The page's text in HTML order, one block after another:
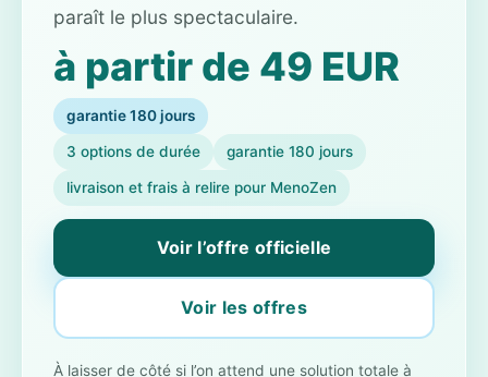
paraît le plus spectaculaire.
à partir de 49 EUR
garantie 180 jours
3 options de durée garantie 180 jours
livraison et frais à relire pour MenoZen
Voir l’offre officielle
Voir les offres
À laisser de côté si l’on attend une solution totale à